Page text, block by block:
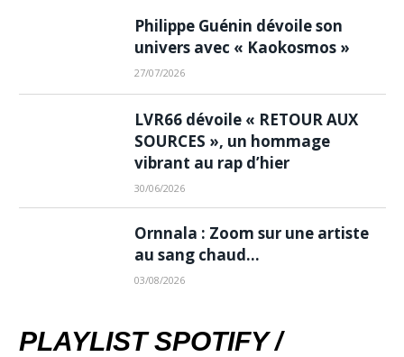
Philippe Guénin dévoile son
univers avec « Kaokosmos »
27/07/2026
LVR66 dévoile « RETOUR AUX
SOURCES », un hommage
vibrant au rap d’hier
30/06/2026
Ornnala : Zoom sur une artiste
au sang chaud…
03/08/2026
PLAYLIST SPOTIFY /